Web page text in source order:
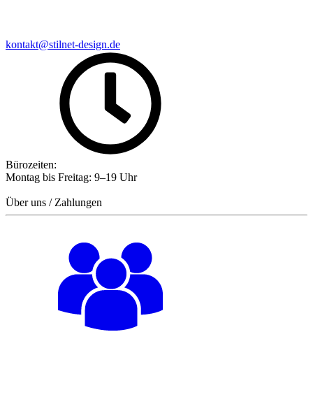
kontakt@stilnet-design.de
Bürozeiten:
Montag bis Freitag: 9–19 Uhr
Über uns / Zahlungen